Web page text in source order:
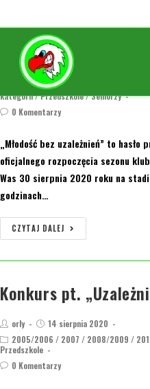
Piknik „Młodość BEZ
orly
14 sierpnia 2020
2005/2006/2007
kategorii/Przedszkole/Seniorzy
0 Komentarzy
„Młodość bez uzależnień” to
oficjalnego rozpoczęcia sezonu
Was 30 sierpnia 2020 roku na
godzinach…
CZYTAJ DALEJ
Konkurs pt.
orly
14 sierpnia 2020
2005/2006 / 2007 / 2008/2009 /
Przedszkole
0 Komentarzy